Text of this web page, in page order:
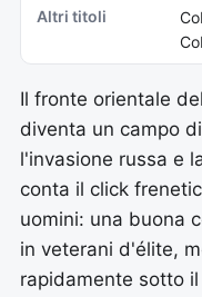
Altri titoli
Il fronte orientale
diventa un campo
l'invasione russa e
conta il click
uomini: una buona
in veterani d'élite,
rapidamente sotto